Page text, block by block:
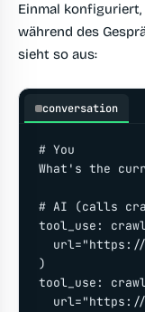
Einmal
während des
sieht so aus:
conversation
# You
What's the
# AI (calls
tool_use:
)
tool_use: